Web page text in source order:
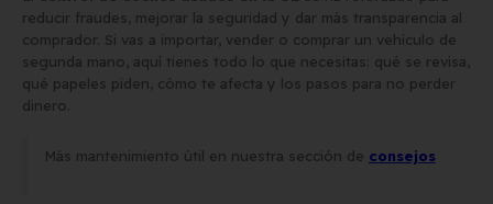
reducir fraudes, mejorar la seguridad y dar más transparencia al
comprador. Si vas a importar, vender o comprar un vehículo de
segunda mano, aquí tienes todo lo que necesitas: qué se revisa,
qué papeles piden, cómo te afecta y los pasos para no perder
dinero.
Más mantenimiento útil en nuestra sección de consejos
Los 7 requisitos de
homologación de placas de
matrícula en España (según
Matrícula para Patinete
Eléctrico: Normativa y
Comprarla | Carengine